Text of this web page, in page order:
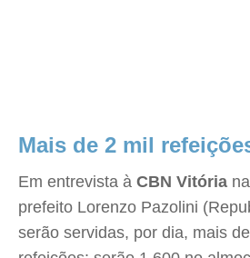
Mais de 2 mil
Em entrevista à CBN Vitória
prefeito Lorenzo Pazolini
serão servidas, por dia, mais